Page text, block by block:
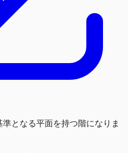
となる平面を持つ階になりま